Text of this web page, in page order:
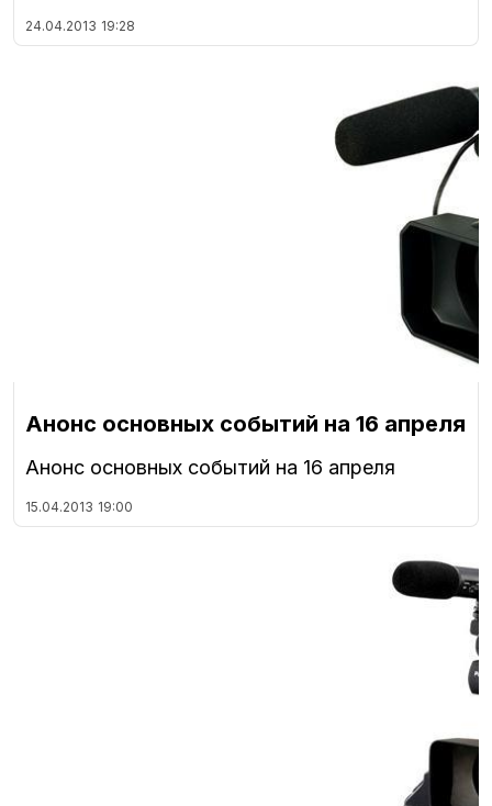
24.04.2013 19:28
Анонс основных событий на 16 апреля
Анонс основных событий на 16 апреля
15.04.2013 19:00